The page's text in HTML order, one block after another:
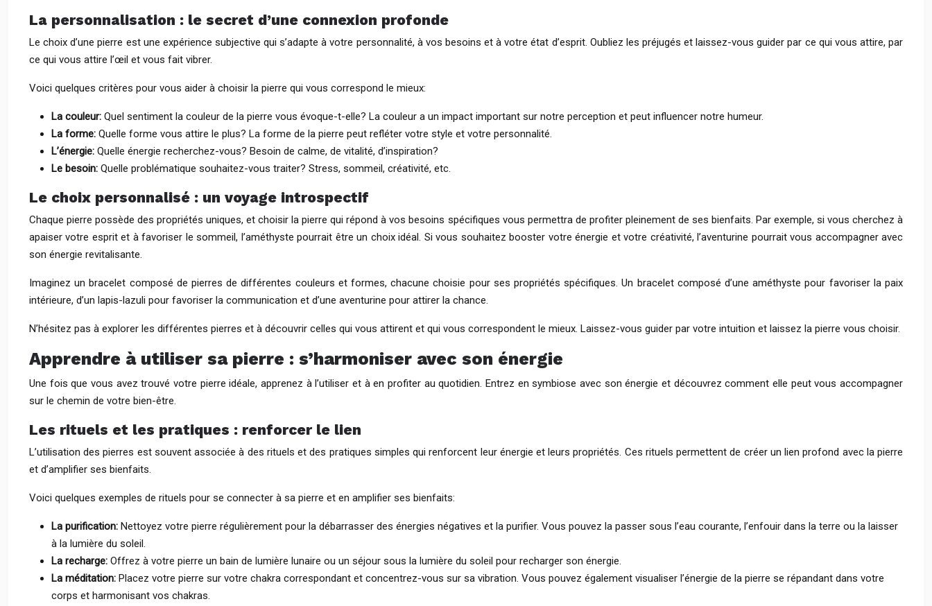
La personnalisation : le secret d’une connexion profonde
Le choix d’une pierre est une expérience subjective qui s’adapte à votre personnalité, à vos besoins et à votre état d’esprit. Oubliez les préjugés et laissez-vous guider par ce qui vous attire, par
ce qui vous attire l’œil et vous fait vibrer.
Voici quelques critères pour vous aider à choisir la pierre qui vous correspond le mieux:
La couleur: Quel sentiment la couleur de la pierre vous évoque-t-elle? La couleur a un impact important sur notre perception et peut influencer notre humeur.
La forme: Quelle forme vous attire le plus? La forme de la pierre peut refléter votre style et votre personnalité.
L’énergie: Quelle énergie recherchez-vous? Besoin de calme, de vitalité, d’inspiration?
Le besoin: Quelle problématique souhaitez-vous traiter? Stress, sommeil, créativité, etc.
Le choix personnalisé : un voyage introspectif
Chaque pierre possède des propriétés uniques, et choisir la pierre qui répond à vos besoins spécifiques vous permettra de profiter pleinement de ses bienfaits. Par exemple, si vous cherchez à
apaiser votre esprit et à favoriser le sommeil, l’améthyste pourrait être un choix idéal. Si vous souhaitez booster votre énergie et votre créativité, l’aventurine pourrait vous accompagner avec
son énergie revitalisante.
Imaginez un bracelet composé de pierres de différentes couleurs et formes, chacune choisie pour ses propriétés spécifiques. Un bracelet composé d’une améthyste pour favoriser la paix
intérieure, d’un lapis-lazuli pour favoriser la communication et d’une aventurine pour attirer la chance.
N’hésitez pas à explorer les différentes pierres et à découvrir celles qui vous attirent et qui vous correspondent le mieux. Laissez-vous guider par votre intuition et laissez la pierre vous choisir.
Apprendre à utiliser sa pierre : s’harmoniser avec son énergie
Une fois que vous avez trouvé votre pierre idéale, apprenez à l’utiliser et à en profiter au quotidien. Entrez en symbiose avec son énergie et découvrez comment elle peut vous accompagner
sur le chemin de votre bien-être.
Les rituels et les pratiques : renforcer le lien
L’utilisation des pierres est souvent associée à des rituels et des pratiques simples qui renforcent leur énergie et leurs propriétés. Ces rituels permettent de créer un lien profond avec la pierre
et d’amplifier ses bienfaits.
Voici quelques exemples de rituels pour se connecter à sa pierre et en amplifier ses bienfaits:
La purification: Nettoyez votre pierre régulièrement pour la débarrasser des énergies négatives et la purifier. Vous pouvez la passer sous l’eau courante, l’enfouir dans la terre ou la laisser
à la lumière du soleil.
La recharge: Offrez à votre pierre un bain de lumière lunaire ou un séjour sous la lumière du soleil pour recharger son énergie.
La méditation: Placez votre pierre sur votre chakra correspondant et concentrez-vous sur sa vibration. Vous pouvez également visualiser l’énergie de la pierre se répandant dans votre
corps et harmonisant vos chakras.